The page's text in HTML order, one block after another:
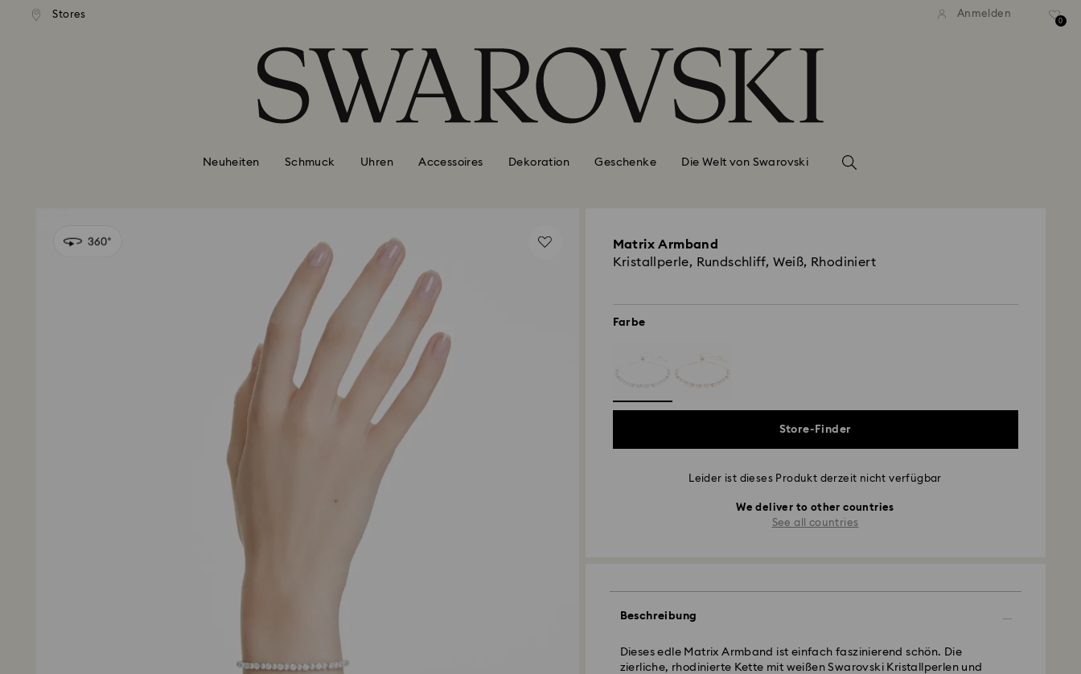
Liste Tastaturkürzel
Stores Anmelden
0
Neuheiten Schmuck Uhren Accessoires Dekoration Geschenke Die Welt von Swarovski
Matrix Armband
Kristallperle, Rundschliff, Weiß, Rhodiniert
Farbe
Store-Finder
Leider ist dieses Produkt derzeit nicht verfügbar
We deliver to other countries
See all countries
Beschreibung
Dieses edle Matrix Armband ist einfach faszinierend schön. Die
zierliche, rhodinierte Kette mit weißen Swarovski Kristallperlen und